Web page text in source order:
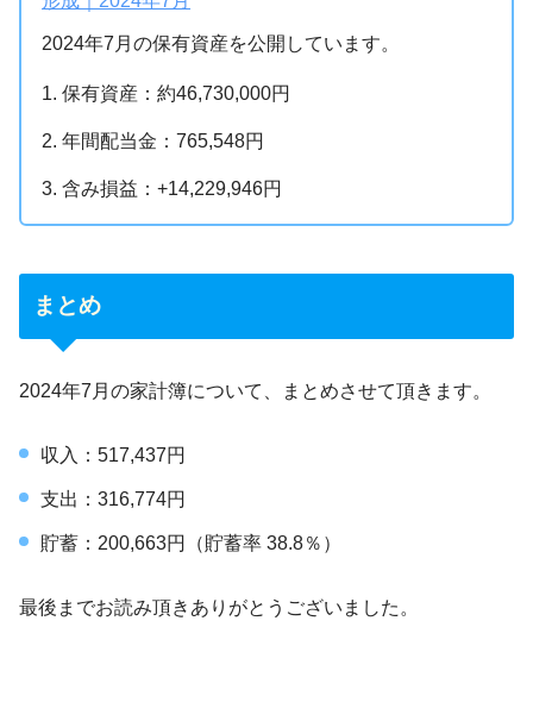
2024年7月の保有資産を公開しています。
保有資産：約46,730,000円
年間配当金：765,548円
含み損益：+14,229,946円
まとめ
2024年7月の家計簿について、まとめさせて頂きます。
収入：517,437円
支出：316,774円
貯蓄：200,663円（貯蓄率 38.8％）
最後までお読み頂きありがとうございました。